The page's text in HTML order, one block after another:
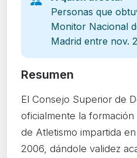
Personas que
Monitor Nacional
Madrid entre nov.
Resumen
El Consejo Superior de
oficialmente la
de Atletismo impartida
2006, dándole validez